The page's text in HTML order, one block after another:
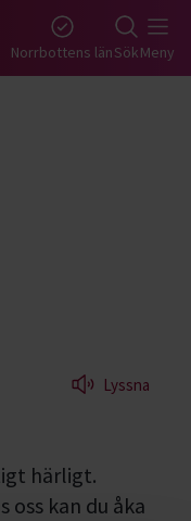
Norrbottens länSökMeny
Lyssna
härligt.
oss kan du åka